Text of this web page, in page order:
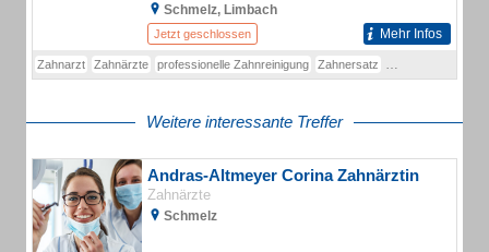
Schmelz, Limbach
Jetzt geschlossen Mehr Infos
Zahnarzt Zahnärzte professionelle Zahnreinigung Zahnersatz
Weitere interessante Treffer
Andras-Altmeyer Corina Zahnärztin
Zahnärzte
Schmelz